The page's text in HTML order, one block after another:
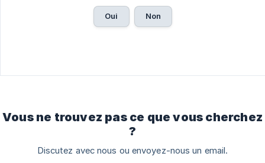
Oui Non
Vous ne trouvez pas ce que vous cherchez
?
Discutez avec nous ou envoyez-nous un email.